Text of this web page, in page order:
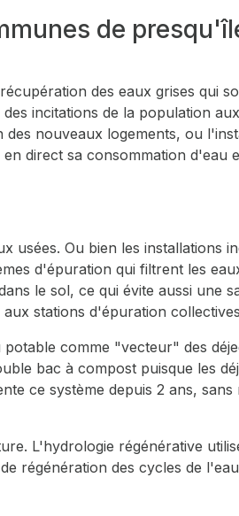
de
des eaux grises qui
incitations de la population
nouveaux logements, ou
direct sa consommation d'eau
usées. Ou bien les installations
d'épuration qui filtrent les
le sol, ce qui évite aussi une
stations d'épuration
comme "vecteur" des
bac à compost puisque les
ce système depuis 2 ans, sans
L'hydrologie régénérative
régénération des cycles de